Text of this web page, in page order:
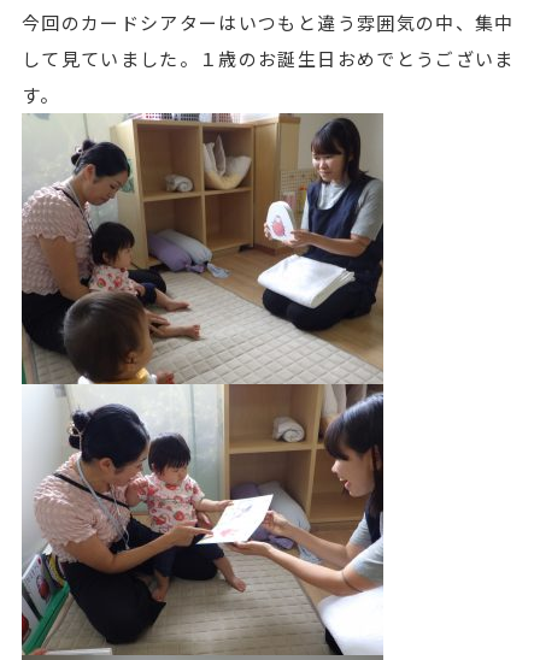
今回のカードシアターはいつもと違う雰囲気の中、集中
して見ていました。１歳のお誕生日おめでとうございま
す。